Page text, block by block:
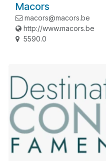
Macors
macors@macors.be
http://www.macors.be
5590.0